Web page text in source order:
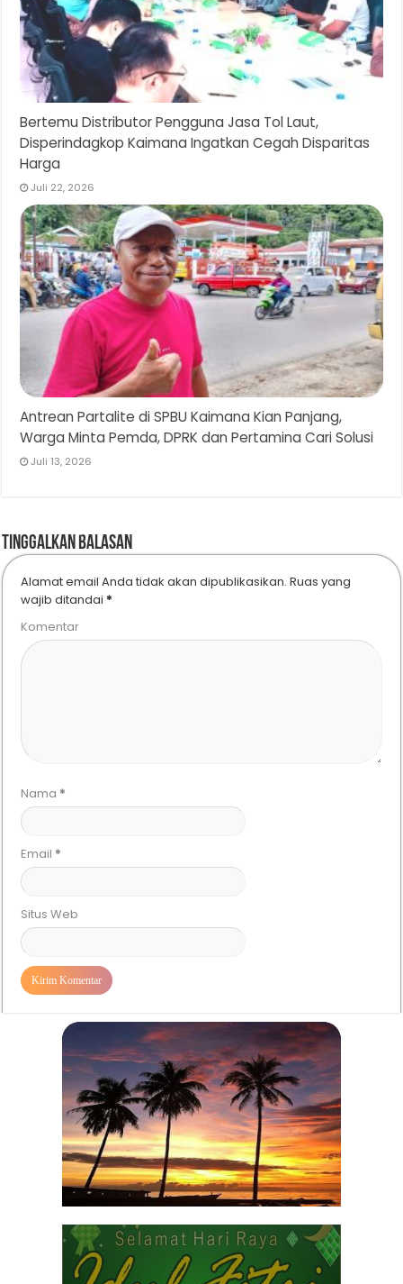
Bertemu Distributor Pengguna Jasa Tol Laut,
Disperindagkop Kaimana Ingatkan Cegah Disparitas
Harga
Juli 22, 2026
Antrean Partalite di SPBU Kaimana Kian Panjang,
Warga Minta Pemda, DPRK dan Pertamina Cari Solusi
Juli 13, 2026
Tinggalkan Balasan
Alamat email Anda tidak akan dipublikasikan. Ruas yang
wajib ditandai *
Komentar
Nama *
Email *
Situs Web